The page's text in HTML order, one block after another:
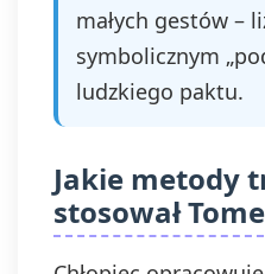
małych gestów –
symbolicznym
ludzkiego paktu.
Jakie metody
stosował